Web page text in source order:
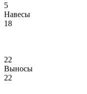
5
Навесы
18
22
Выносы
22